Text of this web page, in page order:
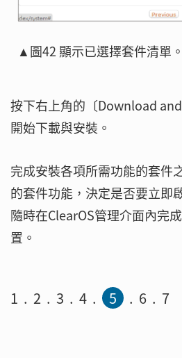
▲圖42 顯示已選擇套件清單。
按下右上角的〔Download
開始下載與安裝。
完成安裝各項所需功能的套件
的套件功能，決定是否要立即
隨時在ClearOS管理介面內完
置。
1 2 3 4 5 6 7